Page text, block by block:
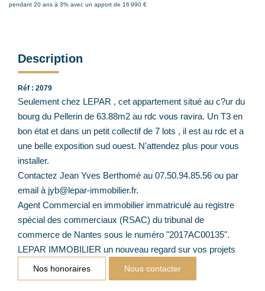
pendant 20 ans à 3% avec un apport de 16 990 €
Description
Réf : 2079
Seulement chez LEPAR , cet appartement situé au c?ur du
bourg du Pellerin de 63.88m2 au rdc vous ravira. Un T3 en
bon état et dans un petit collectif de 7 lots , il est au rdc et a
une belle exposition sud ouest. N'attendez plus pour vous
installer.
Contactez Jean Yves Berthomé au 07.50.94.85.56 ou par
email à jyb@lepar-immobilier.fr.
Agent Commercial en immobilier immatriculé au registre
spécial des commerciaux (RSAC) du tribunal de
commerce de Nantes sous le numéro "2017AC00135".
LEPAR IMMOBILIER un nouveau regard sur vos projets
Nos honoraires Nous contacter